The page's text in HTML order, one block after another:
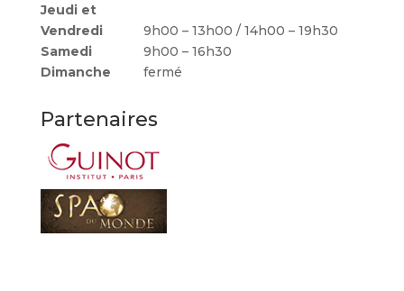
Jeudi et
Vendredi
9h00 – 13h00 / 14h00 – 19h30
Samedi
9h00 – 16h30
Dimanche
fermé
Partenaires